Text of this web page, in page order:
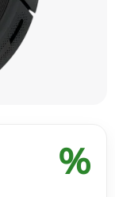
%